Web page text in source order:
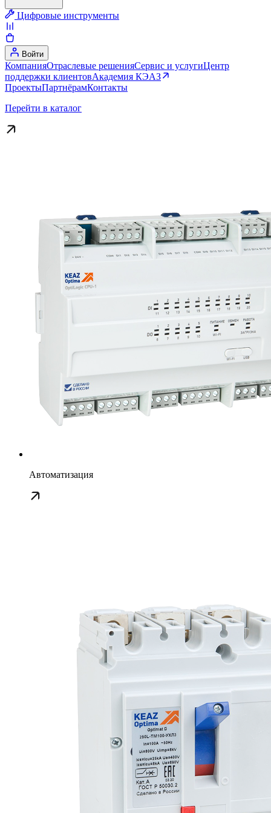
Цифровые инструменты
Войти
КомпанияОтраслевые решенияСервис и услугиЦентр
поддержки клиентовАкадемия КЭАЗ
ПроектыПартнёрамКонтакты
Перейти в каталог
Автоматизация